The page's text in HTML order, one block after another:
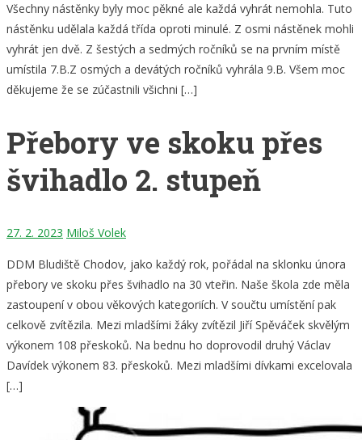
Všechny nástěnky byly moc pěkné ale každá vyhrát nemohla. Tuto
nástěnku udělala každá třída oproti minulé. Z osmi nástěnek mohli
vyhrát jen dvě. Z šestých a sedmých ročníků se na prvním místě
umístila 7.B.Z osmých a devátých ročníků vyhrála 9.B. Všem moc
děkujeme že se zúčastnili všichni […]
Přebory ve skoku přes
švihadlo 2. stupeň
27. 2. 2023 Miloš Volek
DDM Bludiště Chodov, jako každý rok, pořádal na sklonku února
přebory ve skoku přes švihadlo na 30 vteřin. Naše škola zde měla
zastoupení v obou věkových kategoriích. V součtu umístění pak
celkově zvítězila. Mezi mladšími žáky zvítězil Jiří Spěváček skvělým
výkonem 108 přeskoků. Na bednu ho doprovodil druhý Václav
Davídek výkonem 83. přeskoků. Mezi mladšími dívkami excelovala
[…]